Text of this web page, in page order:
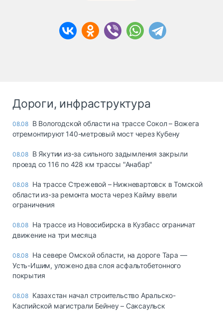
Дороги, инфраструктура
08.08 В Вологодской области на трассе Сокол – Вожега
отремонтируют 140-метровый мост через Кубену
08.08 В Якутии из-за сильного задымления закрыли
проезд со 116 по 428 км трассы "Анабар"
08.08 На трассе Стрежевой – Нижневартовск в Томской
области из-за ремонта моста через Кайму ввели
ограничения
08.08 На трассе из Новосибирска в Кузбасс ограничат
движение на три месяца
08.08 На севере Омской области, на дороге Тара —
Усть-Ишим, уложено два слоя асфальтобетонного
покрытия
08.08 Казахстан начал строительство Аральско-
Каспийской магистрали Бейнеу – Саксаульск